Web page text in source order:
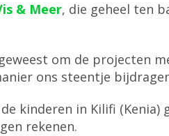
& Meer, die geheel ten
om de projecten
ons steentje
kinderen in Kilifi (Kenia)
rekenen.